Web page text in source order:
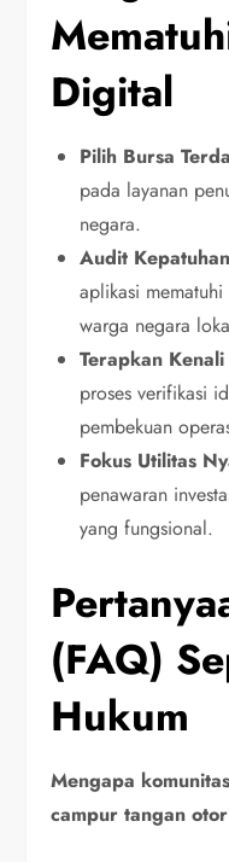
Digital
Pilih Bursa
pada layanan
negara.
Audit
aplikasi
warga negara
Terapkan
proses verifikasi
pembekuan
Fokus Utilitas
penawaran
yang fungsional.
(FAQ)
Hukum
Mengapa
campur tangan